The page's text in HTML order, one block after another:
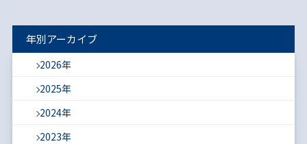
年別アーカイブ
2026年
2025年
2024年
2023年